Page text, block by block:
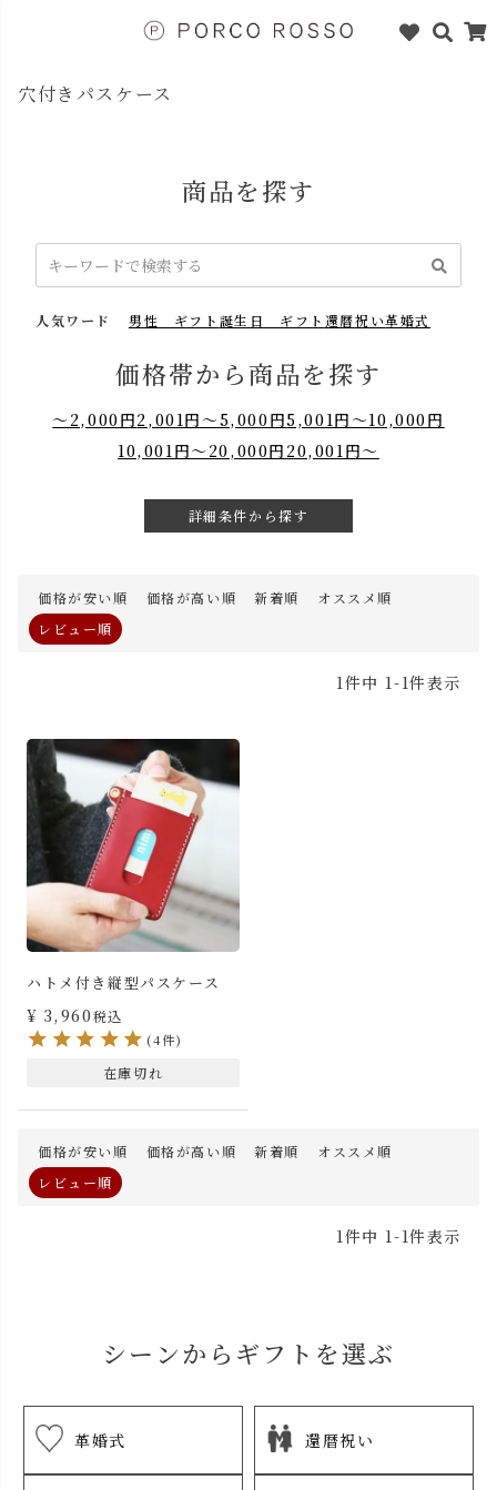
穴付きパスケース
商品を探す
人気ワード 男性 ギフト 誕生日 ギフト 還暦祝い革婚式
価格帯から商品を探す
～2,000円2,001円～5,000円5,001円～10,000円
10,001円～20,000円 20,001円～
詳細条件から探す
価格が安い順 価格が高い順 新着順
オススメ順
レビュー順
1件中 1-1件表示
ハトメ付き縦型パスケース
¥ 3,960税込
(4件)
在庫切れ
価格が安い順 価格が高い順 新着順
オススメ順
レビュー順
1件中 1-1件表示
シーンからギフトを選ぶ
革婚式 還暦祝い